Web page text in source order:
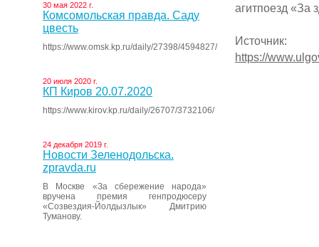
30 мая 2022 г.
Комсомольская правда. Саду
цвесть
https://www.omsk.kp.ru/daily/27398/4594827/
20 июля 2020 г.
КП Киров 20.07.2020
https://www.kirov.kp.ru/daily/26707/3732106/
24 декабря 2019 г.
Новости Зеленодольска.
zpravda.ru
В Москве «За сбережение народа»
вручена премия генпродюсеру
«Созвездия-Йолдызлык» Дмитрию
Туманову.
агитпоезд «За
Источник:
https://